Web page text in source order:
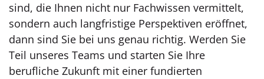
sind, die Ihnen nicht nur Fachwissen vermittelt,
sondern auch langfristige Perspektiven eröffnet,
dann sind Sie bei uns genau richtig. Werden Sie
Teil unseres Teams und starten Sie Ihre
berufliche Zukunft mit einer fundierten